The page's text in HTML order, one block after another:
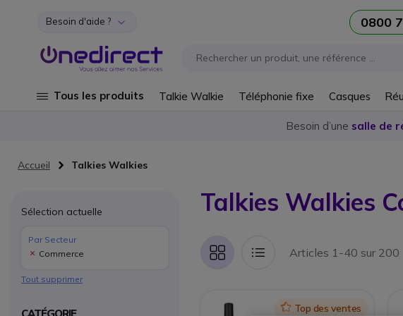
Aller au contenu
Besoin d'aide ? 0800
Tous les produits Talkie Walkie Téléphonie fixe Casques
Besoin d’une salle de
Accueil Talkies Walkies
Talkies Walkies
Grille Liste Articles 1-40 sur 200
IconTop des ventes
Sélection actuelle
Par Secteur
Commerce
Tout supprimer
CATÉGORIE